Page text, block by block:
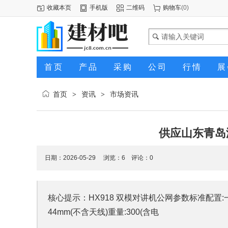
收藏本页 手机版 二维码 购物车(0)
首页 产品 采购 公司 行情
首页 > 资讯 > 市场资讯
供应山东青
日期：2026-05-29 浏览： 6 评论：0
核心提示：HX918 双模对讲机公网参数标准配置
44mm(不含天线)重量:300(含电